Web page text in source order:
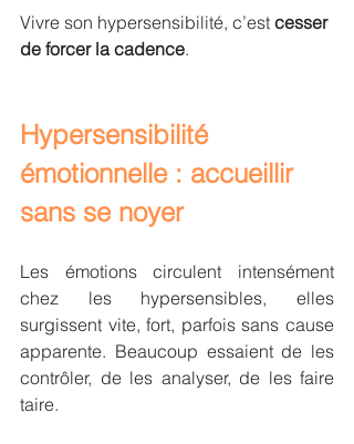
Vivre son hypersensibilité, c’est cesser
de forcer la cadence.
Hypersensibilité
émotionnelle : accueillir
sans se noyer
Les émotions circulent intensément
chez les hypersensibles, elles
surgissent vite, fort, parfois sans cause
apparente. Beaucoup essaient de les
contrôler, de les analyser, de les faire
taire.